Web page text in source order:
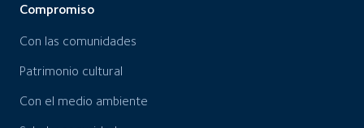
Compromiso
Con las comunidades
Patrimonio cultural
Con el medio ambiente